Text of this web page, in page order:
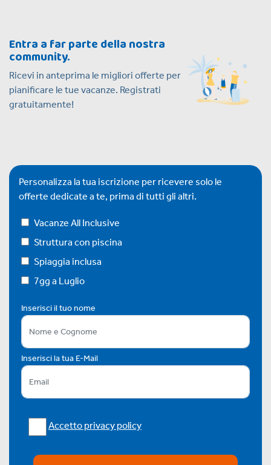
Entra a far parte della nostra
community.
Ricevi in anteprima le migliori offerte per
pianificare le tue vacanze. Registrati
gratuitamente!
Personalizza la tua iscrizione per ricevere solo le
offerte dedicate a te, prima di tutti gli altri.
Vacanze All Inclusive
Struttura con piscina
Spiaggia inclusa
7gg a Luglio
Inserisci il tuo nome
Inserisci la tua E-Mail
Accetto privacy policy